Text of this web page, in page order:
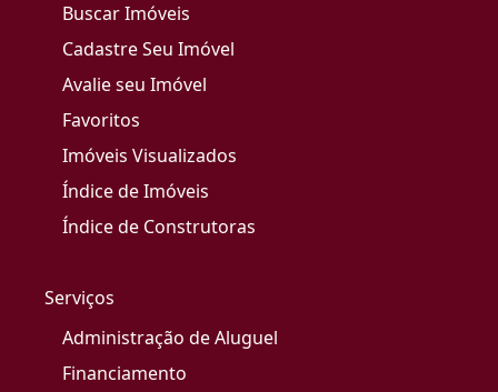
Buscar Imóveis
Cadastre Seu Imóvel
Avalie seu Imóvel
Favoritos
Imóveis Visualizados
Índice de Imóveis
Índice de Construtoras
Serviços
Administração de Aluguel
Financiamento